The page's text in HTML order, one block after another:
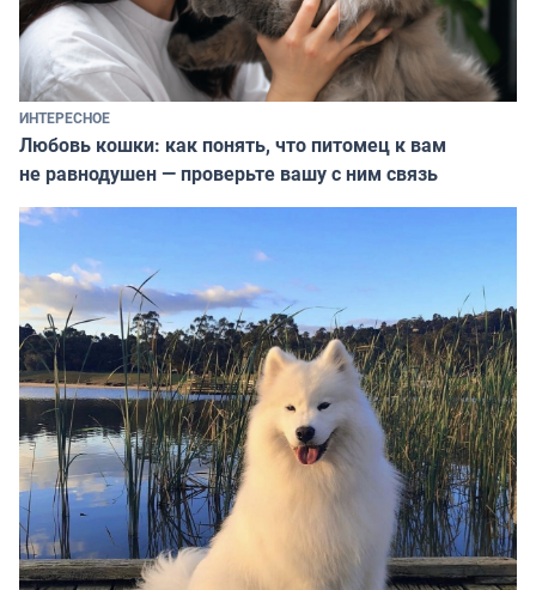
ИНТЕРЕСНОЕ
Любовь кошки: как понять, что питомец к вам
не равнодушен — проверьте вашу с ним связь